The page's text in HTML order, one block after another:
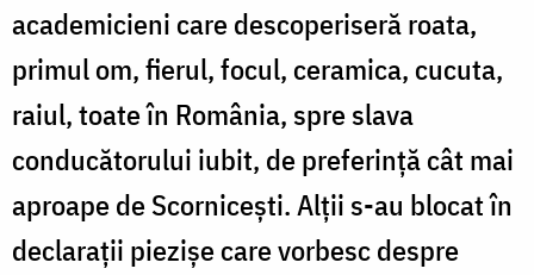
academicieni care descoperiseră roata,
primul om, fierul, focul, ceramica, cucuta,
raiul, toate în România, spre slava
conducătorului iubit, de preferinţă cât mai
aproape de Scorniceşti. Alţii s-au blocat în
declaraţii piezişe care vorbesc despre